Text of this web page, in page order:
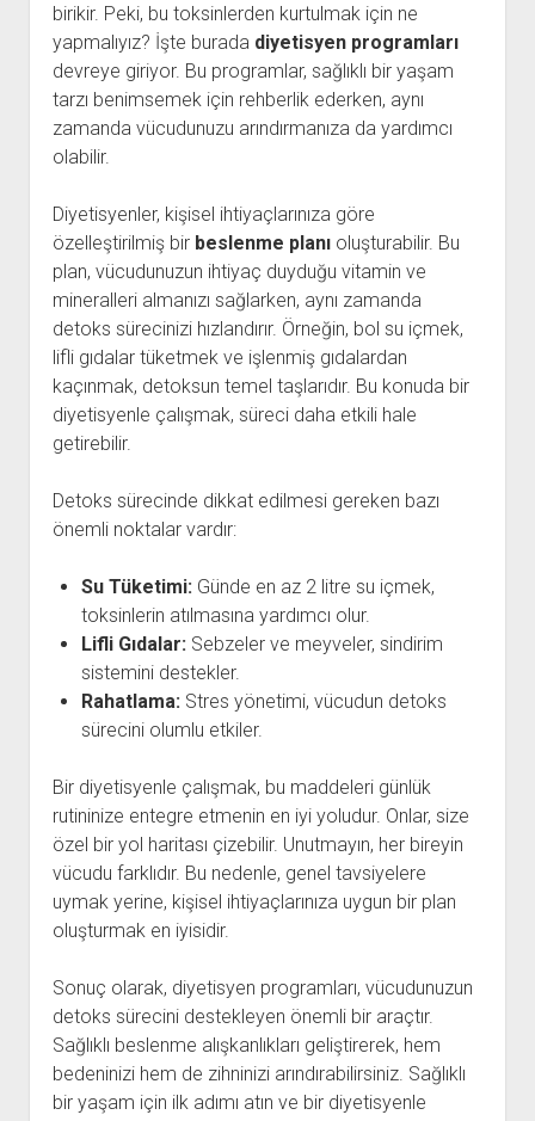
birikir. Peki, bu toksinlerden kurtulmak için ne
yapmalıyız? İşte burada diyetisyen programları
devreye giriyor. Bu programlar, sağlıklı bir yaşam
tarzı benimsemek için rehberlik ederken, aynı
zamanda vücudunuzu arındırmanıza da yardımcı
olabilir.
Diyetisyenler, kişisel ihtiyaçlarınıza göre
özelleştirilmiş bir beslenme planıoluşturabilir. Bu
plan, vücudunuzun ihtiyaç duyduğu vitamin ve
mineralleri almanızı sağlarken, aynı zamanda
detoks sürecinizi hızlandırır. Örneğin, bol su içmek,
lifli gıdalar tüketmek ve işlenmiş gıdalardan
kaçınmak, detoksun temel taşlarıdır. Bu konuda bir
diyetisyenle çalışmak, süreci daha etkili hale
getirebilir.
Detoks sürecinde dikkat edilmesi gereken bazı
önemli noktalar vardır:
Su Tüketimi:Günde en az 2 litre su içmek,
toksinlerin atılmasına yardımcı olur.
Lifli Gıdalar:Sebzeler ve meyveler, sindirim
sistemini destekler.
Rahatlama:Stres yönetimi, vücudun detoks
sürecini olumlu etkiler.
Bir diyetisyenle çalışmak, bu maddeleri günlük
rutininize entegre etmenin en iyi yoludur. Onlar, size
özel bir yol haritası çizebilir. Unutmayın, her bireyin
vücudu farklıdır. Bu nedenle, genel tavsiyelere
uymak yerine, kişisel ihtiyaçlarınıza uygun bir plan
oluşturmak en iyisidir.
Sonuç olarak, diyetisyen programları, vücudunuzun
detoks sürecini destekleyen önemli bir araçtır.
Sağlıklı beslenme alışkanlıkları geliştirerek, hem
bedeninizi hem de zihninizi arındırabilirsiniz. Sağlıklı
bir yaşam için ilk adımı atın ve bir diyetisyenle